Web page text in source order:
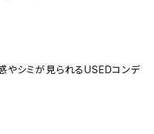
ミが見られるUSEDコンデ